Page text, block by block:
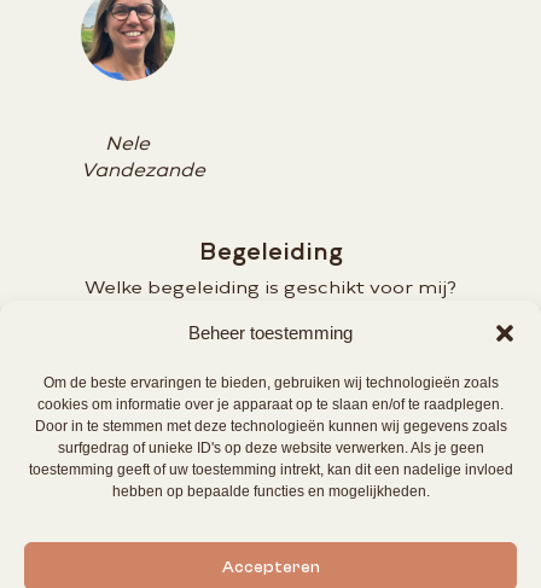
Beheer toestemming
Om de beste ervaringen te bieden, gebruiken wij technologieën zoals
cookies om informatie over je apparaat op te slaan en/of te raadplegen.
Door in te stemmen met deze technologieën kunnen wij gegevens zoals
surfgedrag of unieke ID's op deze website verwerken. Als je geen
toestemming geeft of uw toestemming intrekt, kan dit een nadelige invloed
hebben op bepaalde functies en mogelijkheden.
Accepteren
Nele
Vandezande
Begeleiding
Welke begeleiding is geschikt voor mij?
beginnen. Graag bekijken we met jou
wat welke methodes en begeleiders
het beste passen bij jouw noden&
vraag, jouw moeilijkheden en jouw
persoonlijkheid.